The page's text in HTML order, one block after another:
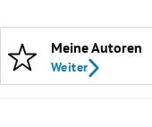
Meine Autoren
Weiter